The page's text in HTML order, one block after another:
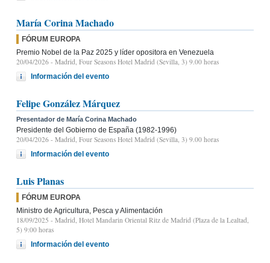
María Corina Machado
FÓRUM EUROPA
Premio Nobel de la Paz 2025 y líder opositora en Venezuela
20/04/2026 - Madrid, Four Seasons Hotel Madrid (Sevilla, 3) 9.00 horas
Información del evento
Felipe González Márquez
Presentador de María Corina Machado
Presidente del Gobierno de España (1982-1996)
20/04/2026 - Madrid, Four Seasons Hotel Madrid (Sevilla, 3) 9.00 horas
Información del evento
Luis Planas
FÓRUM EUROPA
Ministro de Agricultura, Pesca y Alimentación
18/09/2025 - Madrid, Hotel Mandarin Oriental Ritz de Madrid (Plaza de la Lealtad,
5) 9:00 horas
Información del evento